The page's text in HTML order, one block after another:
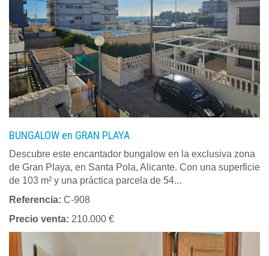
BUNGALOW en GRAN PLAYA
Descubre este encantador bungalow en la exclusiva zona
de Gran Playa, en Santa Pola, Alicante. Con una superficie
de 103 m² y una práctica parcela de 54...
Referencia: C-908
Precio venta: 210.000 €